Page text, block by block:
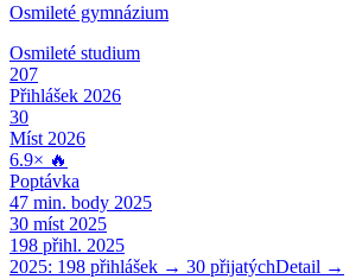
Osmileté gymnázium
Osmileté studium
207
Přihlášek 2026
30
Míst 2026
6.9× 🔥
Poptávka
47 min. body 2025
30 míst 2025
198 přihl. 2025
2025: 198 přihlášek → 30 přijatýchDetail →